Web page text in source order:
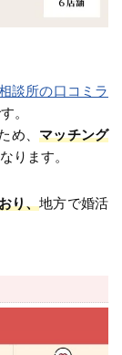
談所の口コミラ
。
め、マッチング
ります。
り、地方で婚活